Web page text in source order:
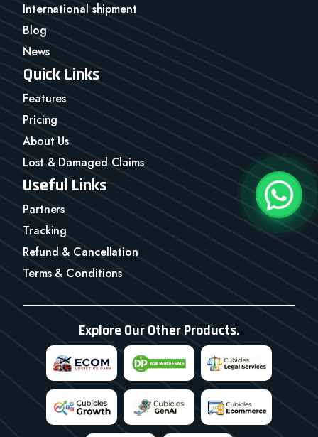
International shipment
Blog
News
Quick Links
Features
Pricing
About Us
Lost & Damaged Claims
Useful Links
Partners
Tracking
Refund & Cancellation
Terms & Conditions
Explore Our Other Products.